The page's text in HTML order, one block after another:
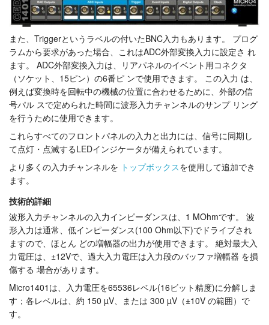
サポート
販売店
また、Triggerというラベルの付いたBNC入力もあります。 プログ
ラムから要求があった場合、これはADC外部変換入力に設定さ れ
ます。 ADC外部変換入力は、リアパネルのイベント用コネクタ
（ソケット、15ピン）の6番ピ ンで使用できます。 この入力 は、
例えば変換時を回転中の機械の位置に合わせるために、外部の信
号パル スで定められた時間に波形入力チャンネルのサンプ リング
を行うために使用できます。
これらすべてのフロントパネルの入力と出力には、信号に同期し
て点灯・点滅するLEDインジケータが備えられています。
より多くの入力チャンネルを トップボックスを使用して追加でき
ます。
技術的詳細
波形入力チャンネルの入力インピーダンスは、1 MOhmです。 波
形入力は通常、低インピーダンス(100 Ohm以下)でドライブされ
ますので、ほとん どの増幅器の出力が使用できます。 絶対最大入
力電圧は、±12Vで、過大入力電圧は入力段のバッファ増幅器 を損
傷する 場合があります。
Micro1401は、入力電圧を65536レベル(16ビット精度)に分解しま
す；各レベルは、約 150 µV、または 300 µV（±10V の範囲）で
す。